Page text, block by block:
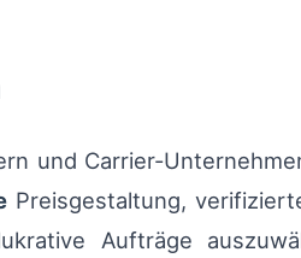
und Carrier-
Preisgestaltung,
Aufträge